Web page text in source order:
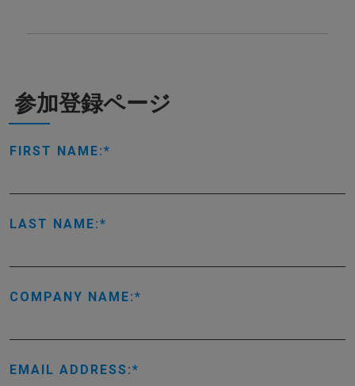
参加登録ページ
FIRST NAME:
LAST NAME:
COMPANY NAME:
EMAIL ADDRESS: